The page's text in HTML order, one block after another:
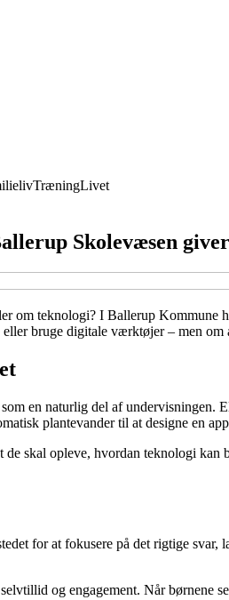
TræningLivet
Skolevæsen
om teknologi? I Ballerup Kommune
bruge digitale værktøjer – men
en naturlig del af
plantevander til at designe en
skal opleve, hvordan teknologi
for at fokusere på det rigtige
og engagement. Når